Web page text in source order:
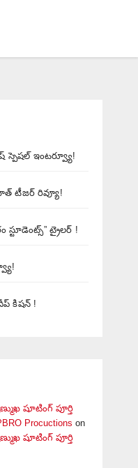
స్పెషల్ ఇంటర్వ్యూ!
టీజర్ రివ్యూ!
స్టూడెంట్స్” ట్రైలర్ !
కిషన్ !
షూటింగ్ పూర్తి
Procuctions on
షూటింగ్ పూర్తి